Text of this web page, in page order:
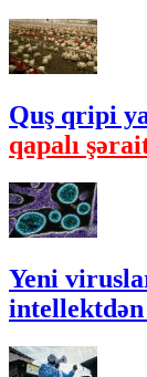
Quş qripi
qapalı
Yeni